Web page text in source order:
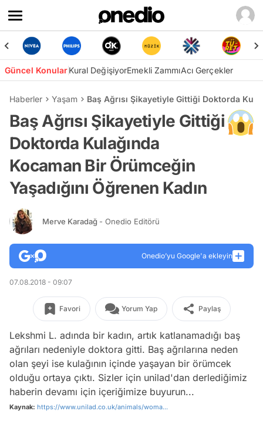
Güncel KonularKural DeğişiyorEmekli ZammıAcı Gerçekler
Haberler Yaşam Baş Ağrısı Şikayetiyle Gittiği Doktorda
Baş Ağrısı Şikayetiyle Gittiği
Doktorda Kulağında
Kocaman Bir Örümceğin
Yaşadığını Öğrenen Kadın
Merve Karadağ - Onedio Editörü
Onedio’yu Google'a ekleyin
07.08.2018 - 09:07
Favori Yorum Yap Paylaş
Lekshmi L. adında bir kadın, artık katlanamadığı baş
ağrıları nedeniyle doktora gitti. Baş ağrılarına neden
olan şeyi ise kulağının içinde yaşayan bir örümcek
olduğu ortaya çıktı. Sizler için unilad'dan derlediğimiz
haberin devamı için içeriğimize buyurun...
Kaynak: https://www.unilad.co.uk/animals/woma...